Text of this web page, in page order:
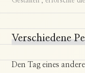
Verschiedene
Den Tag eines